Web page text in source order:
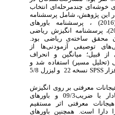
چندمرحله‌ای انتخاب
این پژوهش، شامل پرسشنامه
، پرسشنامه باورهای
شومر(2009)، پرسشنامه انگیزش ریاضی
محقق ساخته‌ی ریاضی بود.
توصیفی آزمودنی‌ها از
قبیل؛ میانگین و انحراف
(تحلیل مسیر) استفاده شد و
SPSS
نسخه 22 و لیزرل 5/8
معرفتی بر روی انگیزش
ریاضی اثر مستقیم معنادار با ضریب09/3 و باورهای
معرفتی اثر مستقیم
با ضریب 79/1 را دارا است. همچنین باورهای